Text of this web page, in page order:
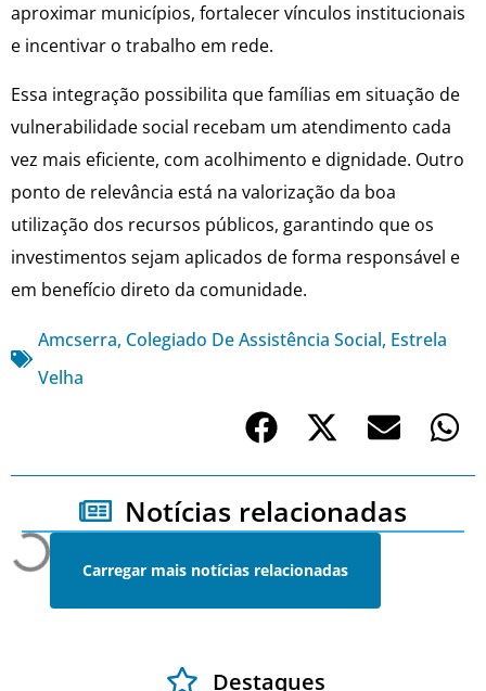
aproximar municípios, fortalecer vínculos institucionais
e incentivar o trabalho em rede.
Essa integração possibilita que famílias em situação de
vulnerabilidade social recebam um atendimento cada
vez mais eficiente, com acolhimento e dignidade. Outro
ponto de relevância está na valorização da boa
utilização dos recursos públicos, garantindo que os
investimentos sejam aplicados de forma responsável e
em benefício direto da comunidade.
Amcserra, Colegiado De Assistência Social, Estrela
Velha
Notícias relacionadas
Carregar mais notícias relacionadas
Destaques